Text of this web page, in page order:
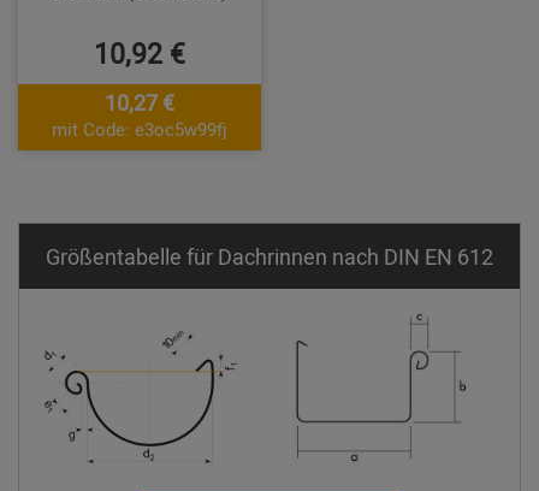
10,92 €
10,27 €
mit Code: e3oc5w99fj
Größentabelle für Dachrinnen nach DIN EN 612